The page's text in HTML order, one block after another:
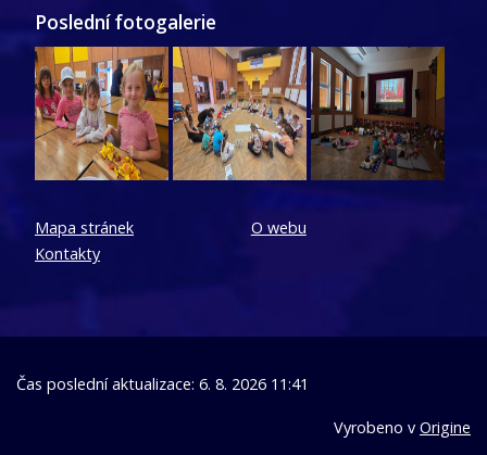
Poslední fotogalerie
Mapa stránek
Kontakty
O webu
Čas poslední aktualizace: 6. 8. 2026 11:41
Vyrobeno v Origine